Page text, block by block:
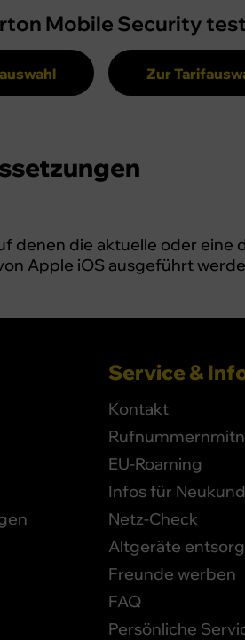
Mobile Security
Zur
denen die aktuelle oder eine
Apple iOS ausgeführt
Service &
Kontakt
EU-Roaming
Infos für
Netz-Check
Altgeräte
Freunde werben
FAQ
Persönliche